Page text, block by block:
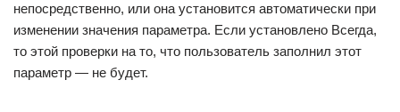
непосредственно, или она установится автоматически при
изменении значения параметра. Если установлено Всегда,
то этой проверки на то, что пользователь заполнил этот
параметр — не будет.